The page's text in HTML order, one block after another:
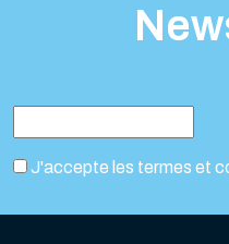
J'accepte les termes et